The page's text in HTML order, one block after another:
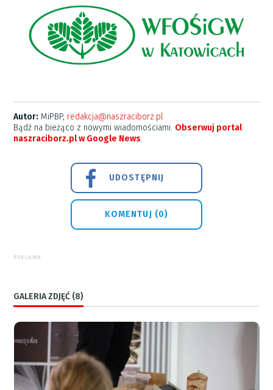
Autor: MiPBP, redakcja@naszraciborz.pl
Bądź na bieżąco z nowymi wiadomościami. Obserwuj portal
naszraciborz.pl w Google News.
UDOSTĘPNIJ
KOMENTUJ (0)
REKLAMA
GALERIA ZDJĘĆ (8)